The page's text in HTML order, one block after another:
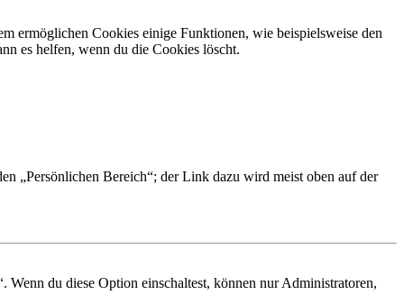
ermöglichen Cookies einige Funktionen, wie beispielsweise den
es helfen, wenn du die Cookies löscht.
„Persönlichen Bereich“; der Link dazu wird meist oben auf der
du diese Option einschaltest, können nur Administratoren,